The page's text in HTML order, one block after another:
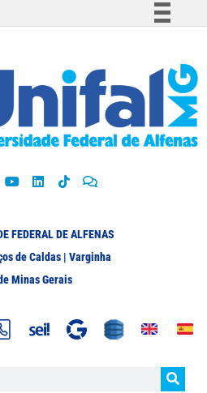
Participe
Acesso à informação
Legislação
FEDERAL DE ALFENAS
de Caldas | Varginha
Minas Gerais